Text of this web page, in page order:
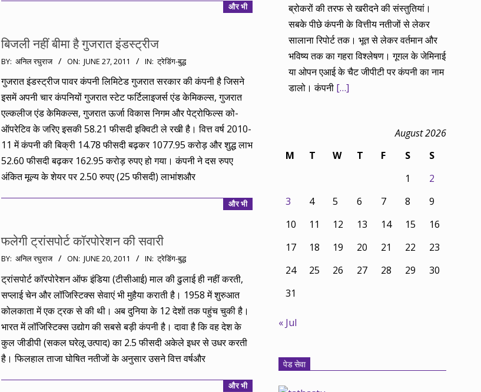
और भी
बिजली नहीं बीमा है गुजरात इंडस्ट्रीज
2011-
27
BY: अनिल रघुराज ON: JUNE 27, 2011 IN: ट्रेडिंग-बुद्ध
गुजरात इंडस्ट्रीज पावर कंपनी लिमिटेड गुजरात सरकार की कंपनी है जिसने
इसमें अपनी चार कंपनियों गुजरात स्टेट फर्टिलाइजर्स एंड केमिकल्स, गुजरात
एल्कलीज एंड केमिकल्स, गुजरात ऊर्जा विकास निगम और पेट्रोफिल्स को-
ऑपरेटिव के जरिए इसकी 58.21 फीसदी इक्विटी ले रखी है। वित्त वर्ष 2010-
11 में कंपनी की बिक्री 14.78 फीसदी बढ़कर 1077.95 करोड़ और शुद्ध लाभ
52.60 फीसदी बढ़कर 162.95 करोड़ रुपए हो गया। कंपनी ने दस रुपए
अंकित मूल्य के शेयर पर 2.50 रुपए (25 फीसदी) लाभांशऔर
और भी
फलेगी ट्रांसपोर्ट कॉरपोरेशन की सवारी
2011-
06-
20
BY: अनिल रघुराज ON: JUNE 20, 2011 IN: ट्रेडिंग-बुद्ध
ट्रांसपोर्ट कॉरपोरेशन ऑफ इंडिया (टीसीआई) माल की ढुलाई ही नहीं करती,
सप्लाई चेन और लॉजिस्टिक्स सेवाएं भी मुहैया कराती है। 1958 में शुरुआत
कोलकाता में एक ट्रक से की थी। अब दुनिया के 12 देशों तक पहुंच चुकी है।
भारत में लॉजिस्टिक्स उद्योग की सबसे बड़ी कंपनी है। दावा है कि वह देश के
कुल जीडीपी (सकल घरेलू उत्पाद) का 2.5 फीसदी अकेले इधर से उधर करती
है। फिलहाल ताजा घोषित नतीजों के अनुसार उसने वित्त वर्षऔर
और भी
ब्रोकरों की तरफ से खरीदने की संस्तुतियां।
सबके पीछे कंपनी के वित्तीय नतीजों से लेकर
सालाना रिपोर्ट तक। भूत से लेकर वर्तमान और
भविष्य तक का गहरा विश्लेषण। गूगल के जेमिनाई
या ओपन एआई के चैट जीपीटी पर कंपनी का नाम
डालो। कंपनी […]
August 2026
M
T W T F S
S
1
2
3
4 5 6 7 8
9
10
11 12 13 14 15
16
17
18 19 20 21 22
23
24
25 26 27 28 29
30
31
« Jul
पेड सेवा